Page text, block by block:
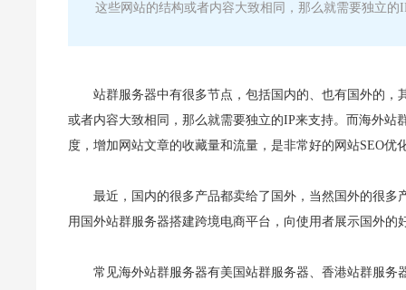
这些网站的结构或者内容大致相同，那么就需要独立
站群服务器中有很多节点，包括国内的、也有国外的，
或者内容大致相同，那么就需要独立的IP来支持。而海外
度，增加网站文章的收藏量和流量，是非常好的网站SEO优
最近，国内的很多产品都卖给了国外，当然国外的很
用国外站群服务器搭建跨境电商平台，向使用者展示国外的
常见海外站群服务器有美国站群服务器、香港站群服